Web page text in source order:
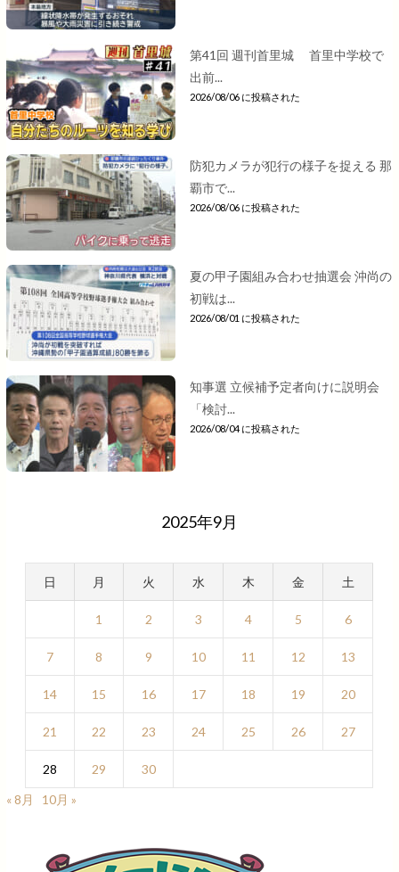
第41回 週刊首里城 首里中学校で
出前...
2026/08/06 に投稿された
防犯カメラが犯行の様子を捉える 那
覇市で...
2026/08/06 に投稿された
夏の甲子園組み合わせ抽選会 沖尚の
初戦は...
2026/08/01 に投稿された
知事選 立候補予定者向けに説明会
「検討...
2026/08/04 に投稿された
2025年9月
日 月 火 水 木 金 土
1 2 3 4 5 6
7 8 9 10 11 12 13
14 15 16 17 18 19 20
21 22 23 24 25 26 27
28 29
30
« 8月
10月 »